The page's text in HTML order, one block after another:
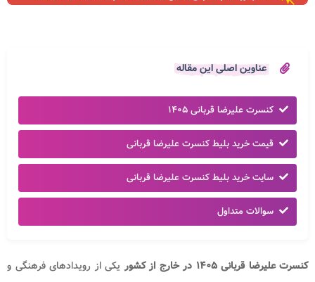
عناوین اصلی این مقاله
کنسرت علیرضا قربانی ۱۴۰۵
قیمت خرید بلیط کنسرت علیرضا قربانی
سایت خرید بلیط کنسرت علیرضا قربانی
سوالات متداول
کنسرت علیرضا قربانی ۱۴۰۵ در خارج از کشور
یکی از رویدادهای فرهنگی و